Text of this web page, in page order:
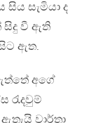
සිය සැමියා ද
සිදු වී ඇති
ඇත.
අගේ
රැදවුම්
වාර්තා